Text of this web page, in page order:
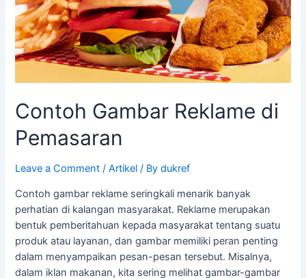
Contoh Gambar Reklame di
Pemasaran
Leave a Comment /Artikel / Bydukref
Contoh gambar reklame seringkali menarik banyak
perhatian di kalangan masyarakat. Reklame merupakan
bentuk pemberitahuan kepada masyarakat tentang suatu
produk atau layanan, dan gambar memiliki peran penting
dalam menyampaikan pesan-pesan tersebut. Misalnya,
dalam iklan makanan, kita sering melihat gambar-gambar